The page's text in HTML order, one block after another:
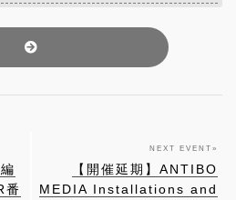
番
NEXT EVENT »
【開催延期】ANTIBO
MEDIA Installations and